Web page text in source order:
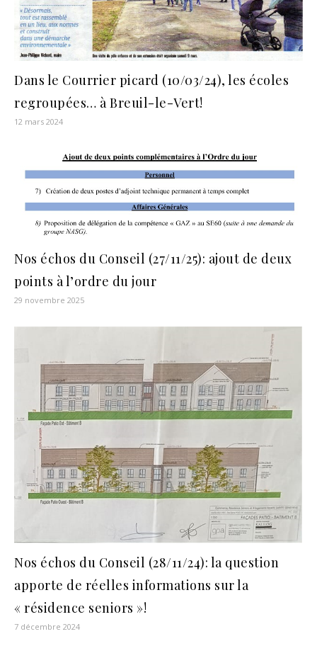
Dans le Courrier picard (10/03/24), les écoles
regroupées… à Breuil-le-Vert!
12 mars 2024
Nos échos du Conseil (27/11/25): ajout de deux
points à l’ordre du jour
29 novembre 2025
Nos échos du Conseil (28/11/24): la question
apporte de réelles informations sur la
« résidence seniors »!
7 décembre 2024